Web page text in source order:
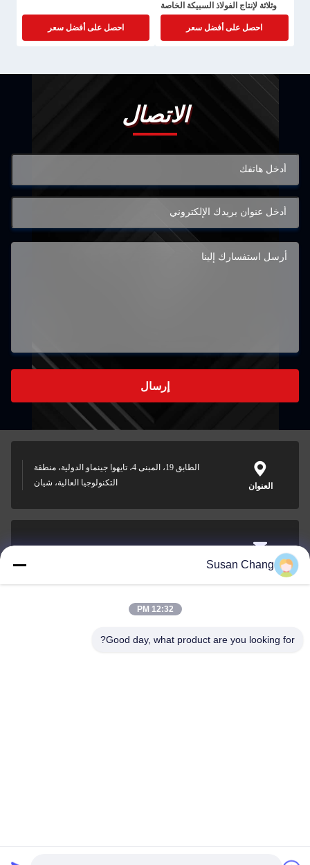
وثلاثة لإنتاج الفولاذ السبيكة الخاصة
وضمان لمدة عام واحد
احصل على أفضل سعر
احصل على أفضل سعر
الاتصال
إرسال
العنوان
الطابق 19، المبنى 4، تايهوا جينماو الدولية، منطقة
التكنولوجيا العالية، شيان
البريد
Susan@aeaxa.com
0086-13991372145
Susan Chang
12:32 PM
Good day, what product are you looking for?